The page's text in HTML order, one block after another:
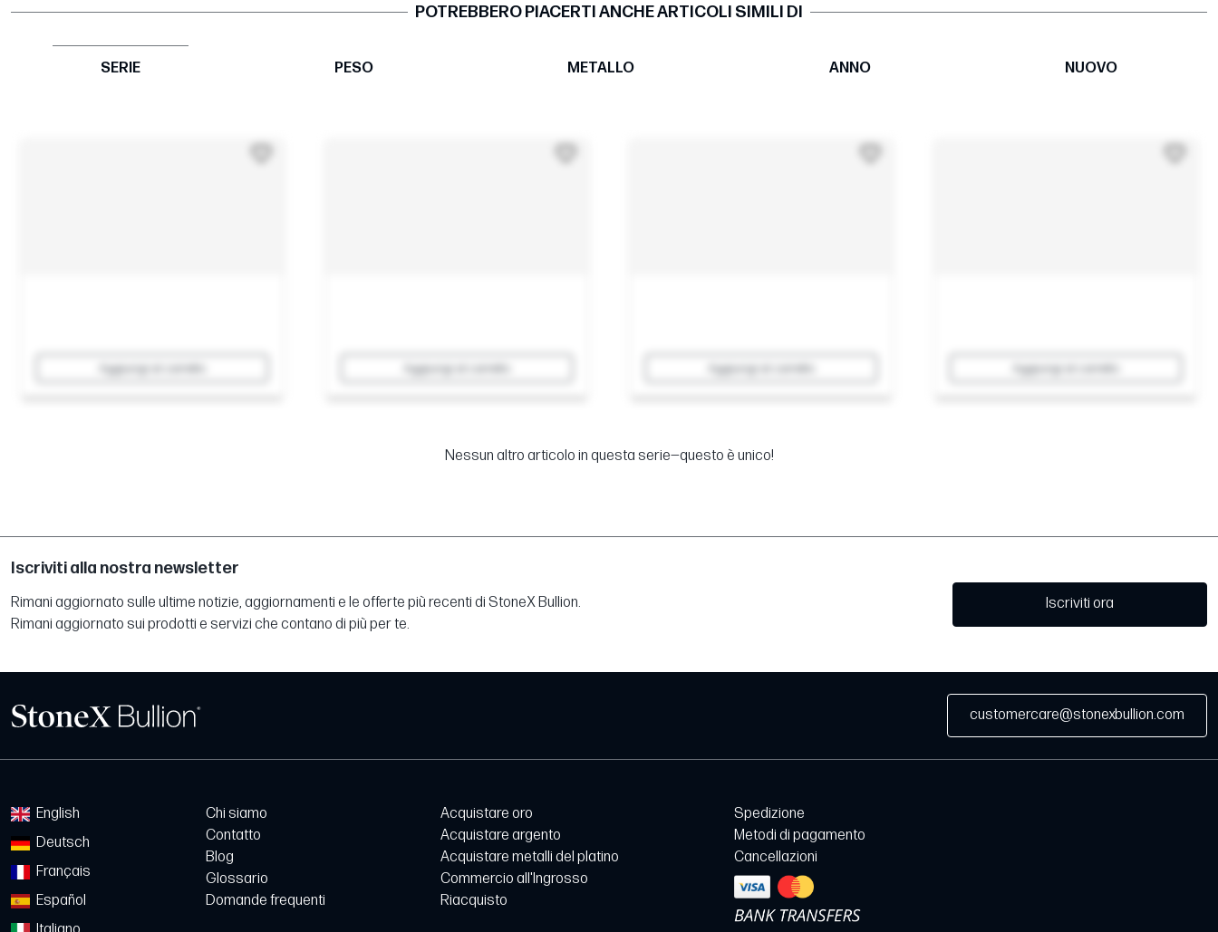
POTREBBERO PIACERTI ANCHE ARTICOLI SIMILI DI
SERIE PESO METALLO ANNO NUOVO
Aggiungi al carrello Aggiungi al carrello Aggiungi al carrello Aggiungi al carrello
Nessun altro articolo in questa serie—questo è unico!
Iscriviti alla nostra newsletter
Rimani aggiornato sulle ultime notizie, aggiornamenti e le offerte più recenti di StoneX Bullion.
Rimani aggiornato sui prodotti e servizi che contano di più per te.
Iscriviti ora
customercare@stonexbullion.com
English
Deutsch
Français
Español
Chi siamo
Contatto
Blog
Glossario
Domande frequenti
Acquistare oro
Acquistare argento
Acquistare metalli del platino
Commercio all'Ingrosso
Riacquisto
Spedizione
Metodi di pagamento
Cancellazioni